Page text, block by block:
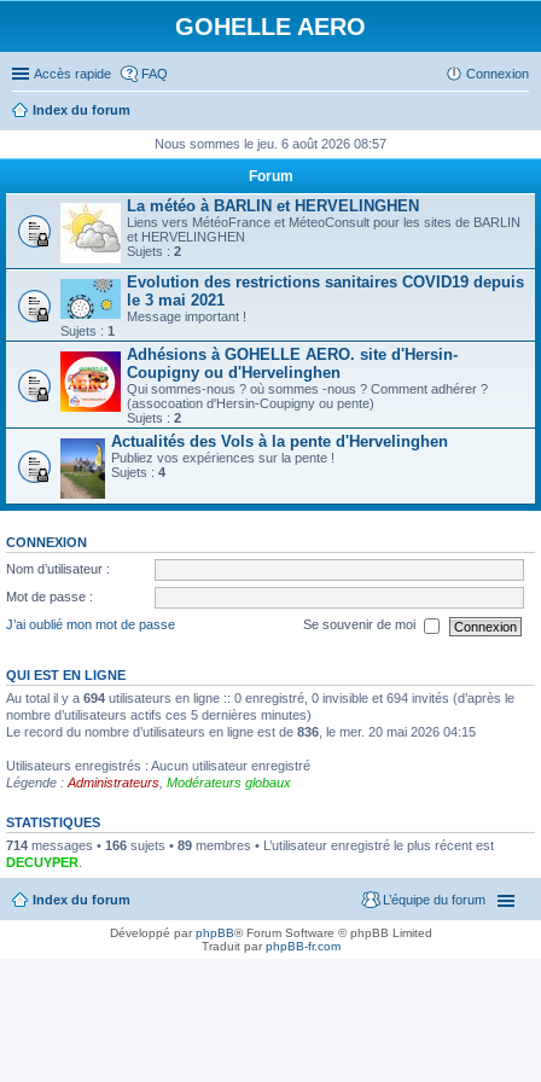
GOHELLE AERO
Accès rapide FAQ Connexion
Index du forum
Nous sommes le jeu. 6 août 2026 08:57
Forum
La météo à BARLIN et HERVELINGHEN
Liens vers MétéoFrance et MéteoConsult pour les sites de BARLIN
et HERVELINGHEN
Sujets : 2
Evolution des restrictions sanitaires COVID19 depuis
le 3 mai 2021
Message important !
Sujets : 1
Adhésions à GOHELLE AERO. site d'Hersin-
Coupigny ou d'Hervelinghen
Qui sommes-nous ? où sommes -nous ? Comment adhérer ?
(assocoation d'Hersin-Coupigny ou pente)
Sujets : 2
Actualités des Vols à la pente d'Hervelinghen
Publiez vos expériences sur la pente !
Sujets : 4
CONNEXION
Nom d’utilisateur :
Mot de passe :
J’ai oublié mon mot de passe
Se souvenir de moi
QUI EST EN LIGNE
Au total il y a 694 utilisateurs en ligne :: 0 enregistré, 0 invisible et 694 invités (d’après le
nombre d’utilisateurs actifs ces 5 dernières minutes)
Le record du nombre d’utilisateurs en ligne est de 836 , le mer. 20 mai 2026 04:15
Utilisateurs enregistrés : Aucun utilisateur enregistré
Légende : Administrateurs Modérateurs globaux
STATISTIQUES
714 messages • 166 sujets • 89 membres • L’utilisateur enregistré le plus récent est
DECUYPER
Index du forum L’équipe du forum
Développé parphpBB® Forum Software © phpBB Limited
Traduit parphpBB-fr.com